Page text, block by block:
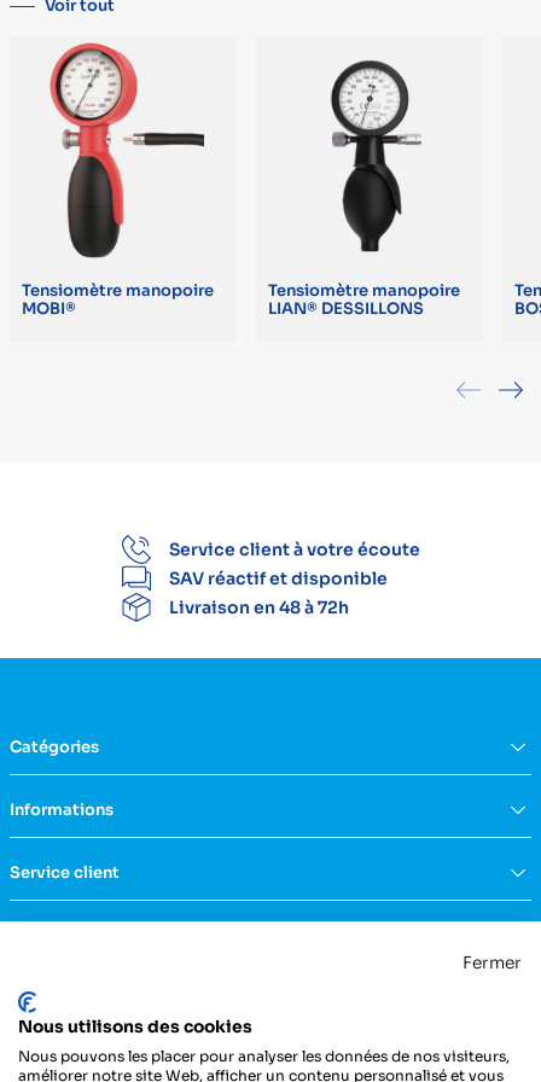
Dispositif médical
Voir tout
Tensiomètre manopoire
MOBI®
Tensiomètre manopoire
LIAN® DESSILLONS
Service client à votre écoute
SAV réactif et disponible
Livraison en 48 à 72h
La Centrale Médicale
ZI de la Petite Dimerie - 15, rue du 11 Novembre
62310 Fruges
France
Catégories
Aide à la vie
Confort & bien-être
Rééducation & massage
Mobilier
Diagnostic
Hygiène & protection
Informations
FAQs
Notre engagement RSE
Service client
Nous contacter
Conditions générales de vente
Fermer
Nous utilisons des cookies
Nous pouvons les placer pour analyser les données de nos visiteurs,
améliorer notre site Web, afficher un contenu personnalisé et vous